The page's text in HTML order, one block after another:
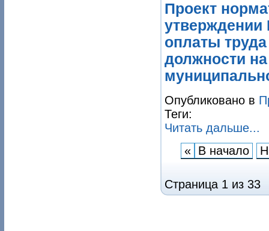
Проект
утверждении
оплаты
должности
Опубликовано в
Теги:
Читать дальше...
« В начало
Страница 1 из 33